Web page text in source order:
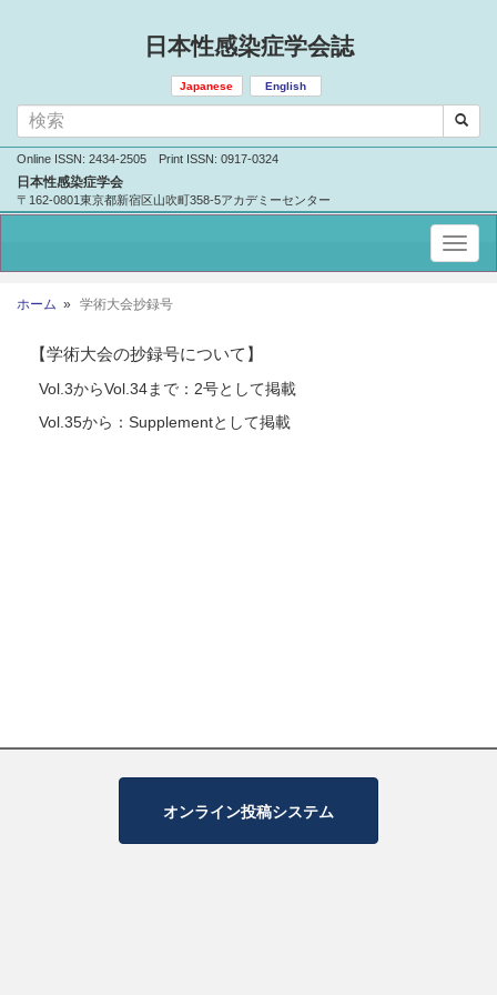
日本性感染症学会誌
Japanese English
Online ISSN: 2434-2505 Print ISSN: 0917-0324
日本性感染症学会
〒162-0801東京都新宿区山吹町358-5アカデミーセンター
ホーム 学術大会抄録号
【学術大会の抄録号について】
Vol.3からVol.34まで：2号として掲載
Vol.35から：Supplementとして掲載
オンライン投稿システム